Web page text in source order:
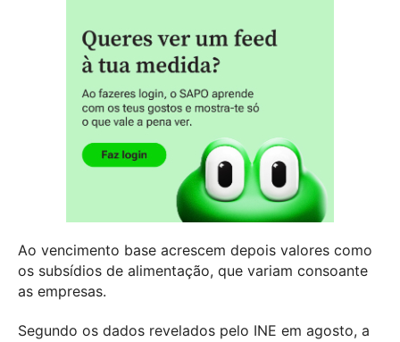
Ao vencimento base acrescem depois valores como
os subsídios de alimentação, que variam consoante
as empresas.
Segundo os dados revelados pelo INE em agosto, a